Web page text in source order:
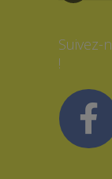
Suivez-
!